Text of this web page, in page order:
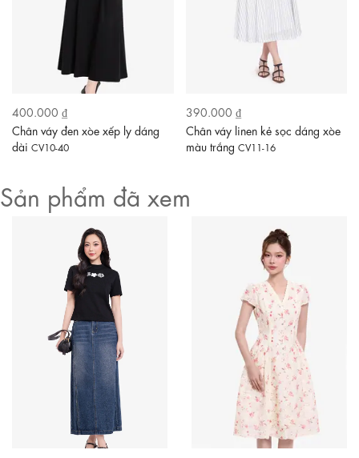
400.000 ₫
Chân váy đen xòe xếp ly dáng
dài CV10-40
390.000 ₫
Chân váy linen kẻ sọc dáng xòe
màu trắng CV11-16
Sản phẩm đã xem